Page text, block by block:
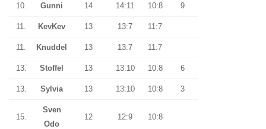
10. Gunni 14 14:11 10:8 9
11. KevKev 13 13:7 11:7
11. Knuddel 13 13:7 11:7
13. Stoffel 13 13:10 10:8 6
13. Sylvia 13 13:10 10:8 3
15.
Sven
Odo
12 12:9 10:8